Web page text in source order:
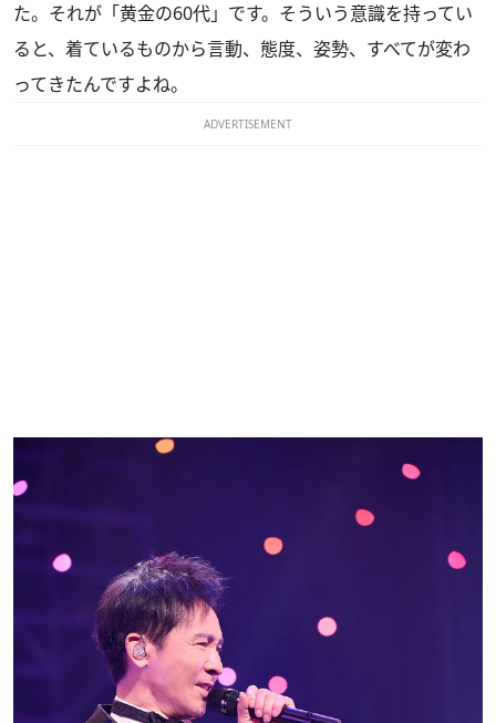
た。それが「黄金の60代」です。そういう意識を持ってい
ると、着ているものから言動、態度、姿勢、すべてが変わ
ってきたんですよね。
ADVERTISEMENT